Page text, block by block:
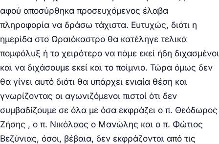
αφού αποσύρθηκα προσευχόμενος έλαβα
πληροφορία να δράσω τάχιστα. Ευτυχώς, διότι η
ημερίδα στο Ωραιόκαστρο θα κατέληγε τελικά
πομφόλυξ ή το χειρότερο να πάμε εκεί ήδη διχασμένοι
και να διχάσουμε εκεί και το ποίμνιο. Τώρα όμως δεν
θα γίνει αυτό διότι θα υπάρχει ενιαία θέση και
γνωρίζοντας οι αγωνιζόμενοι πιστοί ότι δεν
συμβαδίζουμε σε όλα με όσα εκφράζει ο π. Θεόδωρος
Ζήσης , ο π. Νικόλαος ο Μανώλης και ο π. Φώτιος
Βεζύνιας, όσοι, βέβαια, δεν εκφράζονται από τις